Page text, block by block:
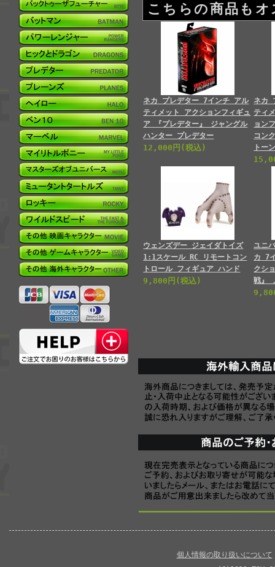
こちらの商品も
ネカ プレデター 7インチ アル
ティメット アクションフィギュ
ア 『プレデター』 ジャングル
ハンター プレデター
12,000円(税込)
ネカ
ティ
ョン
コン
トー
ウェンズデー ジェイダトイズ
1:1スケール RC リモートコン
トロール フィギュア ハンド
9,800円(税込)
ユニ
カ 7
クシ
戦』
個人情報の取り扱いについて